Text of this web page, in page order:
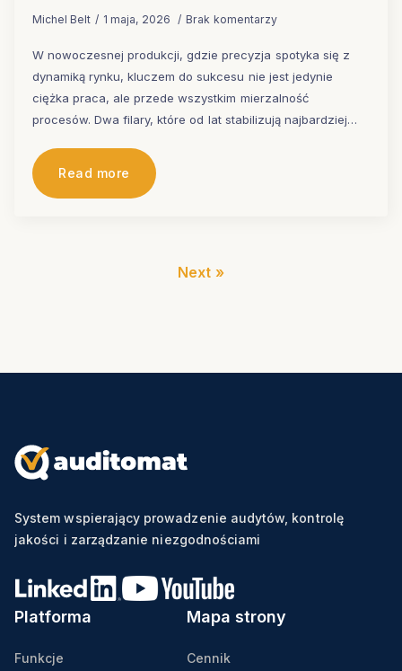
Michel Belt 1 maja, 2026 Brak komentarzy
W nowoczesnej produkcji, gdzie precyzja spotyka się z
dynamiką rynku, kluczem do sukcesu nie jest jedynie
ciężka praca, ale przede wszystkim mierzalność
procesów. Dwa filary, które od lat stabilizują najbardziej…
Read more
Next »
System wspierający prowadzenie audytów, kontrolę
jakości i zarządzanie niezgodnościami
Platforma
Funkcje
Mapa strony
Cennik